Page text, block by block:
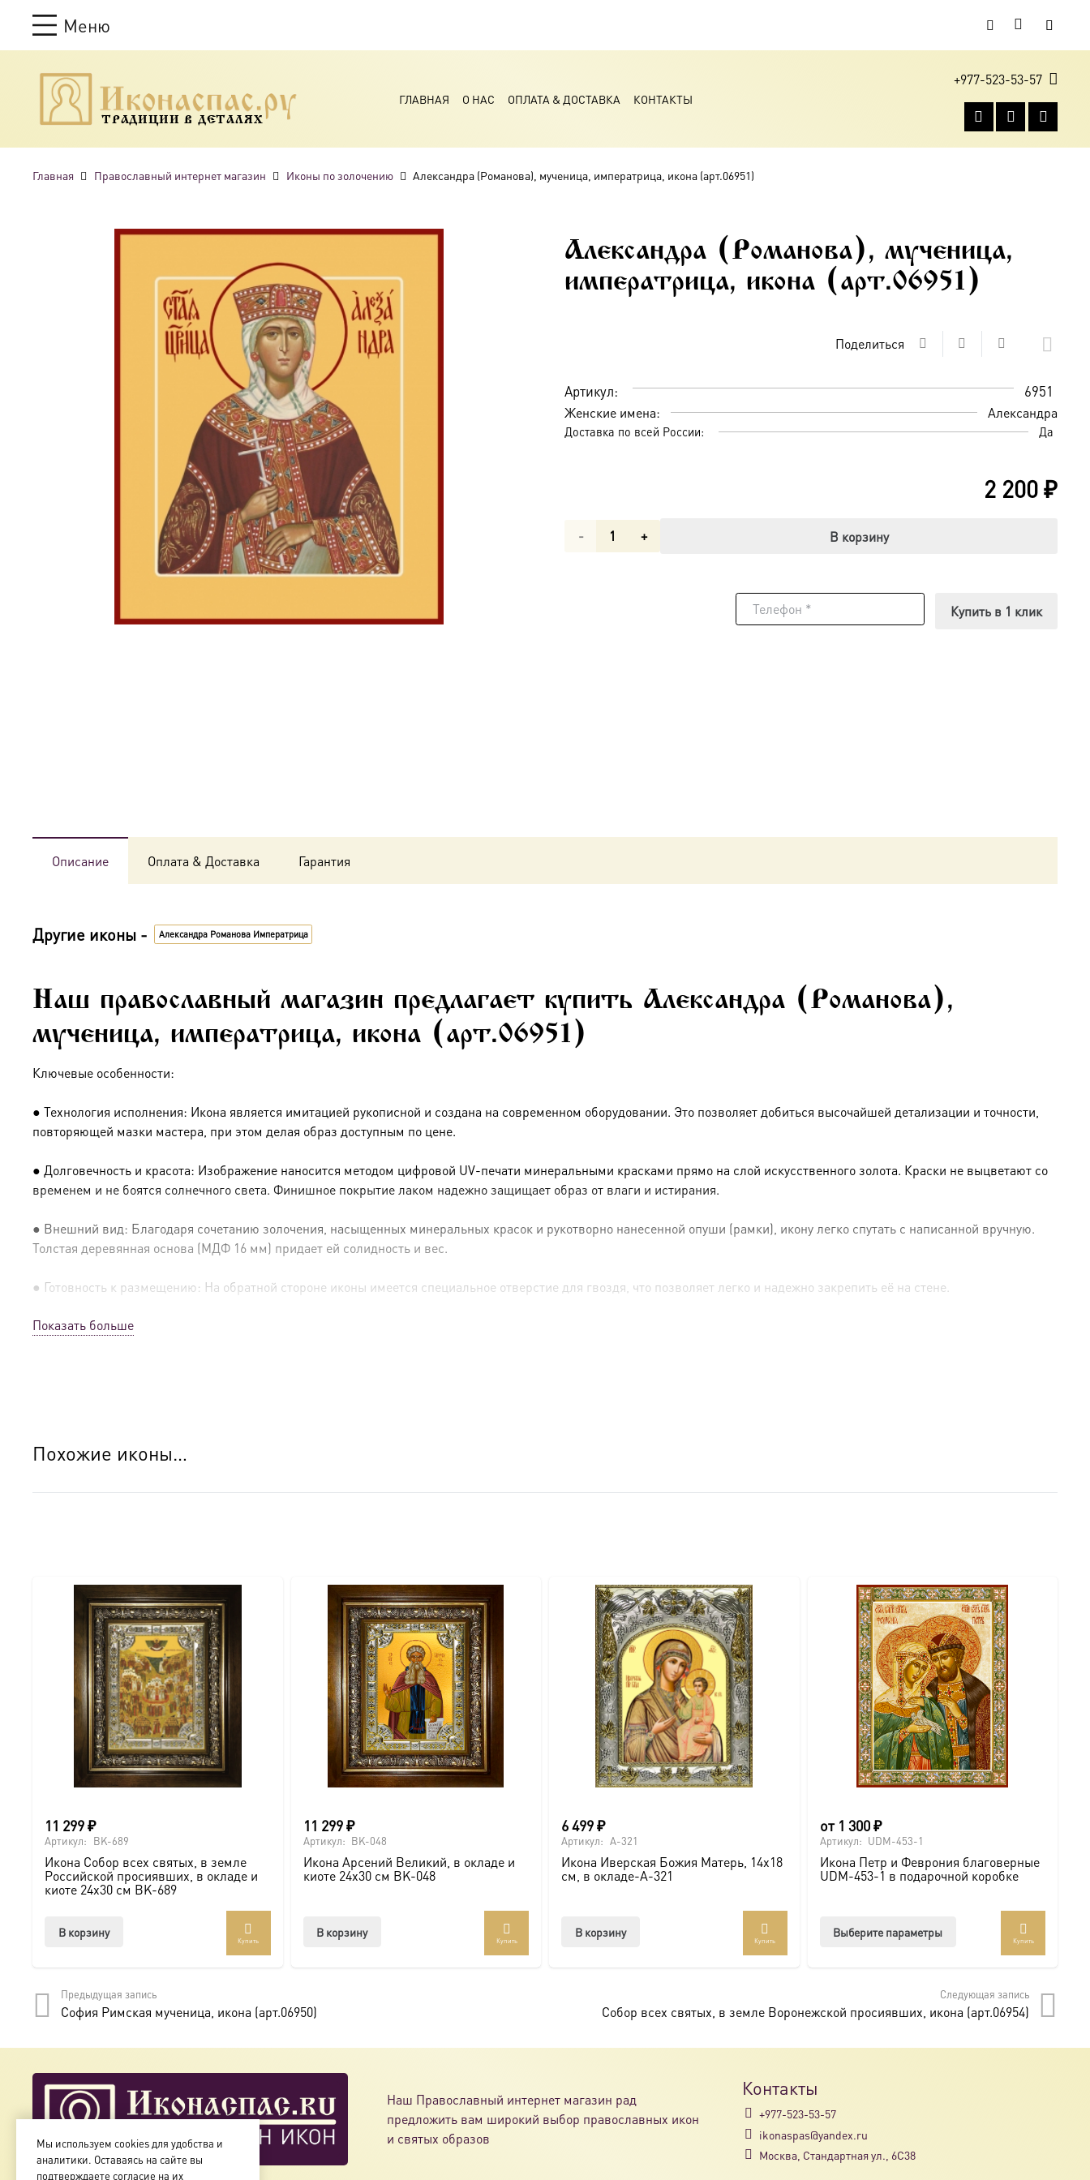
Меню
ТРАДИЦИИ В ДЕТАЛЯХ
ГЛАВНАЯ О НАС ОПЛАТА & ДОСТАВКА КОНТАКТЫ
+977-523-53-57
Главная Православный интернет магазин Иконы по золочению Александра (Романова), мученица, императрица, икона (арт.06951)
Александра (Романова), мученица,
императрица, икона (арт.06951)
Поделиться
Артикул: 6951
Женские имена: Александра
Доставка по всей России: Да
2 200₽
Количество
В корзину
Купить в 1 клик
Описание Оплата & Доставка Гарантия
Другие иконы - Александра Романова Императрица
Наш православный магазин предлагает купить Александра (Романова),
мученица, императрица, икона (арт.06951)
Ключевые особенности:
● Технология исполнения: Икона является имитацией рукописной и создана на современном оборудовании. Это позволяет добиться высочайшей детализации и точности,
повторяющей мазки мастера, при этом делая образ доступным по цене.
● Долговечность и красота: Изображение наносится методом цифровой UV-печати минеральными красками прямо на слой искусственного золота. Краски не выцветают со
временем и не боятся солнечного света. Финишное покрытие лаком надежно защищает образ от влаги и истирания.
● Внешний вид: Благодаря сочетанию золочения, насыщенных минеральных красок и рукотворно нанесенной опуши (рамки), икону легко спутать с написанной вручную.
Толстая деревянная основа (МДФ 16 мм) придает ей солидность и вес.
● Готовность к размещению: На обратной стороне иконы имеется специальное отверстие для гвоздя, что позволяет легко и надежно закрепить её на стене.
● Освящение: Производство освящено
Эта икона станет прекрасным духовным подарком:
● На день Ангела (именины) — в честь небесного покровителя.
● На Крещение ребенка или взрослого.
● На день рождения как символ защиты и заступничества.
● На венчание или годовщину брака (для парных икон или образов покровителей семьи).
● На новоселье для освящения домашнего очага.
Доставка и заказ:
Мы предлагаем купить икону в Москве с доставкой по России. Также можно заказать икону в окладе и киоте.
Доступна в стандартных размерах или может быть изготовлена под заказ по вашим размерам.
Подписывайтесь на нашу группу ВКонтакте:
Показать больше
Похожие иконы…
11 299₽
Артикул: BK-689
Икона Собор всех святых, в земле
Российской просиявших, в окладе и
киоте 24х30 см BK-689
В корзину
Купить
11 299₽
Артикул: BK-048
Икона Арсений Великий, в окладе и
киоте 24х30 см BK-048
В корзину
Купить
6 499₽
Артикул: A-321
Икона Иверская Божия Матерь, 14х18
см, в окладе-A-321
В корзину
Купить
от 1 300₽
Артикул: UDM-453-1
Икона Петр и Феврония благоверные
UDM-453-1 в подарочной коробке
Выберите параметры
вариаций.
Опции
Купить
Предыдущая запись
София Римская мученица, икона (арт.06950)
Следующая запись
Собор всех святых, в земле Воронежской просиявших, икона (арт.06954)
Наш Православный интернет магазин рад
предложить вам широкий выбор православных икон
и святых образов
Контакты
+977-523-53-57
ikonaspas@yandex.ru
Москва, Стандартная ул., 6С38
Мы используем cookies для удобства и
аналитики. Оставаясь на сайте вы
подтверждаете согласие на их